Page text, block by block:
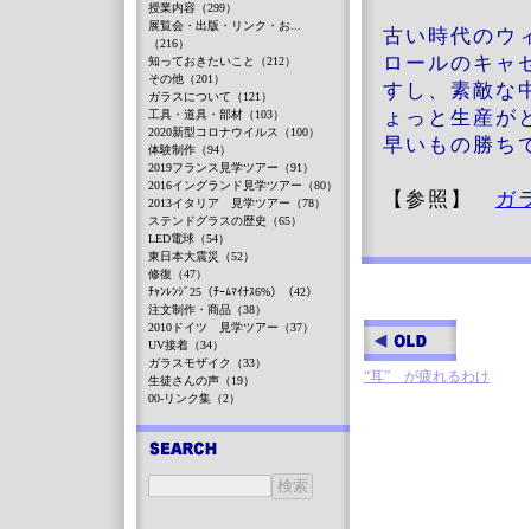
古い時代のウ
ロールのキャ
すし、素敵な
ょっと生産が
早いもの勝ち
【参照】 ガ
“耳” が疲れるわけ
授業内容（299）
展覧会・出版・リンク・お...
（216）
知っておきたいこと（212）
その他（201）
ガラスについて（121）
工具・道具・部材（103）
2020新型コロナウイルス（100）
体験制作（94）
2019フランス見学ツアー（91）
2016イングランド見学ツアー（80）
2013イタリア 見学ツアー（78）
ステンドグラスの歴史（65）
LED電球（54）
東日本大震災（52）
修復（47）
ﾁｬﾝﾚﾝｼﾞ25（ﾁｰﾑﾏｲﾅｽ6%）（42）
注文制作・商品（38）
2010ドイツ 見学ツアー（37）
UV接着（34）
ガラスモザイク（33）
生徒さんの声（19）
00-リンク集（2）